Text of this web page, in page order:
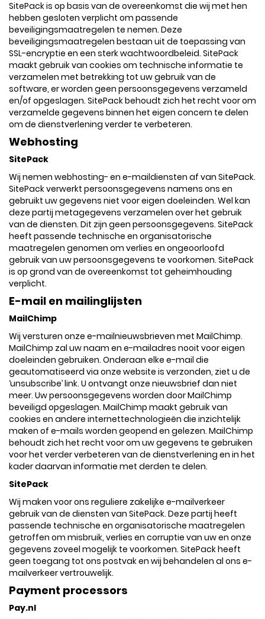
SitePack is op basis van de overeenkomst die wij met hen
hebben gesloten verplicht om passende
beveiligingsmaatregelen te nemen. Deze
beveiligingsmaatregelen bestaan uit de toepassing van
SSL-encryptie en een sterk wachtwoordbeleid. SitePack
maakt gebruik van cookies om technische informatie te
verzamelen met betrekking tot uw gebruik van de
software, er worden geen persoonsgegevens verzameld
en/of opgeslagen. SitePack behoudt zich het recht voor om
verzamelde gegevens binnen het eigen concern te delen
om de dienstverlening verder te verbeteren.
Webhosting
SitePack
Wij nemen webhosting- en e-maildiensten af van SitePack.
SitePack verwerkt persoonsgegevens namens ons en
gebruikt uw gegevens niet voor eigen doeleinden. Wel kan
deze partij metagegevens verzamelen over het gebruik
van de diensten. Dit zijn geen persoonsgegevens. SitePack
heeft passende technische en organisatorische
maatregelen genomen om verlies en ongeoorloofd
gebruik van uw persoonsgegevens te voorkomen. SitePack
is op grond van de overeenkomst tot geheimhouding
verplicht.
E-mail en mailinglijsten
MailChimp
Wij versturen onze e-mailnieuwsbrieven met MailChimp.
MailChimp zal uw naam en e-mailadres nooit voor eigen
doeleinden gebruiken. Onderaan elke e-mail die
geautomatiseerd via onze website is verzonden, ziet u de
‘unsubscribe’ link. U ontvangt onze nieuwsbrief dan niet
meer. Uw persoonsgegevens worden door MailChimp
beveiligd opgeslagen. MailChimp maakt gebruik van
cookies en andere internettechnologieën die inzichtelijk
maken of e-mails worden geopend en gelezen. MailChimp
behoudt zich het recht voor om uw gegevens te gebruiken
voor het verder verbeteren van de dienstverlening en in het
kader daarvan informatie met derden te delen.
SitePack
Wij maken voor ons reguliere zakelijke e-mailverkeer
gebruik van de diensten van SitePack. Deze partij heeft
passende technische en organisatorische maatregelen
getroffen om misbruik, verlies en corruptie van uw en onze
gegevens zoveel mogelijk te voorkomen. SitePack heeft
geen toegang tot ons postvak en wij behandelen al ons e-
mailverkeer vertrouwelijk.
Payment processors
Pay.nl